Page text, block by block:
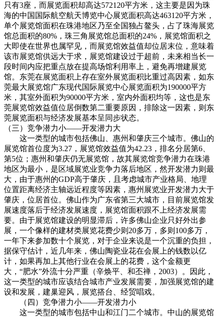
只有3座，而展览面积却高达572120平方米，这主要是因为珠
海的中国国际航空航天博览中心展览面积高达463120平方米，
单个展览馆面积在珠港地区乃至全国独占鳌头，占了珠海展览
馆总面积的80%，珠三角展览馆总面积的24%，展览馆面积之
大即使在世界也属罕见，而展览馆效益值却位居末位，意味着
该市展览馆供远大于求，展览馆建设过于超前，未来相当长一
段时间内应把重点放在提高场馆利用率上，避免再增建展览
馆。东莞在展览面积上存在室外展览面积比重过高因素，如东
莞最大展览馆广东现代国际展览中心展览面积为190000平方
米，其室外面积为90000平方米，室内外面积均等，这也是东
莞展览馆效益值位居倒数第二重要原因，排除这一因素，则东
莞展览面积与经济发展基本呈同步状态。
（三）竞争潜力小——开发潜力大
这一类型的城市包括佛山、惠州和肇庆三个城市。佛山的
展览馆首位度为3.27，展览馆效益值为42.23，排名分居第6、
第5位；惠州和肇庆仍无展览馆，故其展览馆竞争潜力在珠港
地区为最小，是区域展览业竞争力落后地区，然开发潜力则最
大，由于惠州的GDP高于肇庆，且考虑城市产业格局、地理
位置距离经济主轴远近程度等因素，惠州展览业开发潜力大于
肇庆，位居首位。佛山作为广东省第三大城市，目前展览馆发
展速度落后于经济发展速度，展览馆面积跟不上经济发展需
要。由于展览馆建设的明显滞后，许多佛山企业只好外出参
展，一个像样的建材类展览花费少则20多万，多则100多万，
一年下来参加数十个展览，对于企业来说是一个沉重的负担，
据保守估计，近几年来，佛山陶瓷业花在会展上的钱数以亿
计，如果再加上其他行业在会展上的花费，这个金额更
大，“肥水”外流十分严重（辛焕平、和丕禅，2003）。因此，
这一类型的城市应该结合城市产业发展需要，加强展览馆的建
设和发展，建巢迎风，展览搭台、经贸唱戏。
（四）竞争潜力小——开发潜力小
这一类型的城市包括中山和江门二个城市。中山的展览馆